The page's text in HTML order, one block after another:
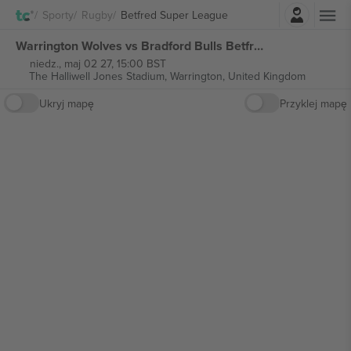
Sporty Rugby Betfred Super League
Zaloguj sie
Warrington Wolves vs Bradford Bulls Betfred Super League biletów
niedz., maj 02 27, 15:00 BST
The Halliwell Jones Stadium, Warrington, United Kingdom
Ukryj mapę
Przyklej mapę